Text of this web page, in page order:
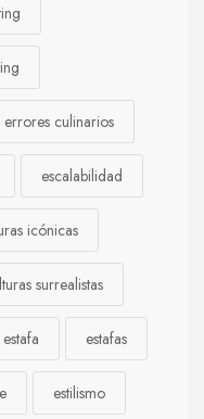
errores culinarios
escalabilidad
icónicas
surrealistas
estafa estafas
estilismo